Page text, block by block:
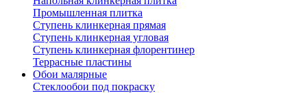
Промышленная плитка
Ступень клинкерная прямая
Ступень клинкерная угловая
Ступень клинкерная флорентинер
Террасные пластины
Обои малярные
Стеклообои под покраску